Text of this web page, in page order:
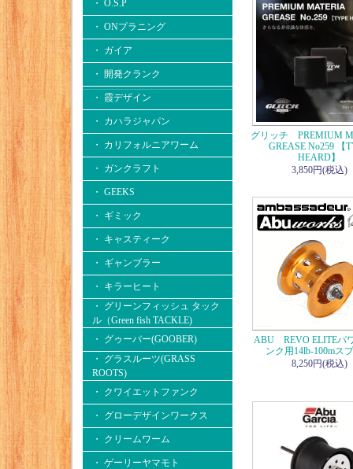
・ O.S.P
・ ONプラニング
・ ガイア
・ 開発クランク
・ 霞デザイン
・ カハラジャパン
・ カリフォルニアワーム
・ ガンクラフト
・ GEEKS
・ ギミック
・ キャスティーク
・ ギャンブラー
・ キラーヒート
・ グリーンフィッシュ タック
ル（Green fish TACKLE)
・ グゥーバー(GOOBER)
・ グラスルーツ(GRASS
ROOTS)
・ クワイエットファンク
・ グローデザインワークス
・ クリームワーム
・ ゲーリーヤマモト
グリッチ PREMIUM
GREASE No259 【
HEARD】
3,850円(税込)
ABU REVO ELITEパ
ンク用14lb-100mス
8,250円(税込)